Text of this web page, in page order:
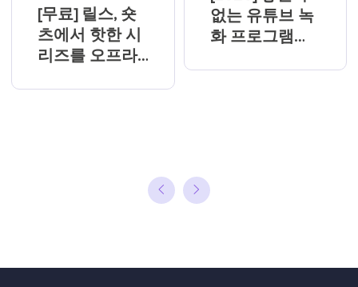
[무료] 릴스, 숏
츠에서 핫한 시
리즈를 오프라
없는 유튜브 녹
화 프로그램